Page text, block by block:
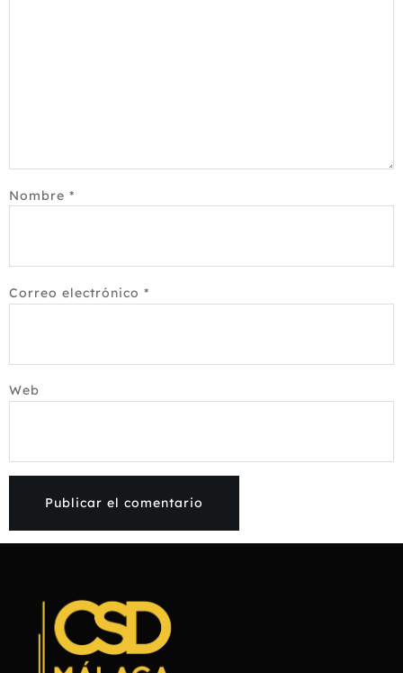
Nombre *
Correo electrónico *
Web